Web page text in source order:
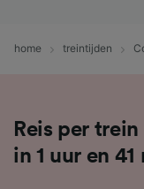
home treintijden
Reis per
in 1 uur en